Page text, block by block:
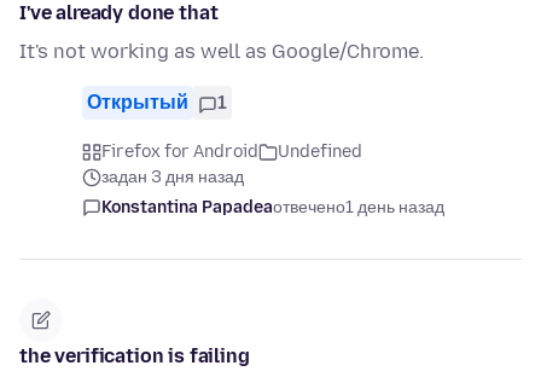
I've already done that
It's not working as well as Google/Chrome.
Открытый 1
Firefox for Android
Undefined
задан 3 дня назад
Konstantina Papadeaотвечено1 день назад
the verification is failing